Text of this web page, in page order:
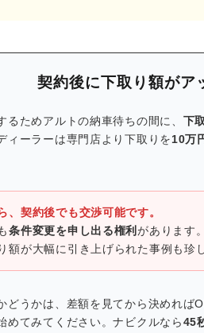
契約後に下取り額がア
るためアルトの納車待ちの間に、 下
ィーラーは専門店より下取りを10万
、契約後でも交渉可能です。
条件変更を申し出る権利があります
額が大幅に引き上げられた事例も珍
どうかは、差額を見てから決めれば
めてみてください。ナビクルなら45